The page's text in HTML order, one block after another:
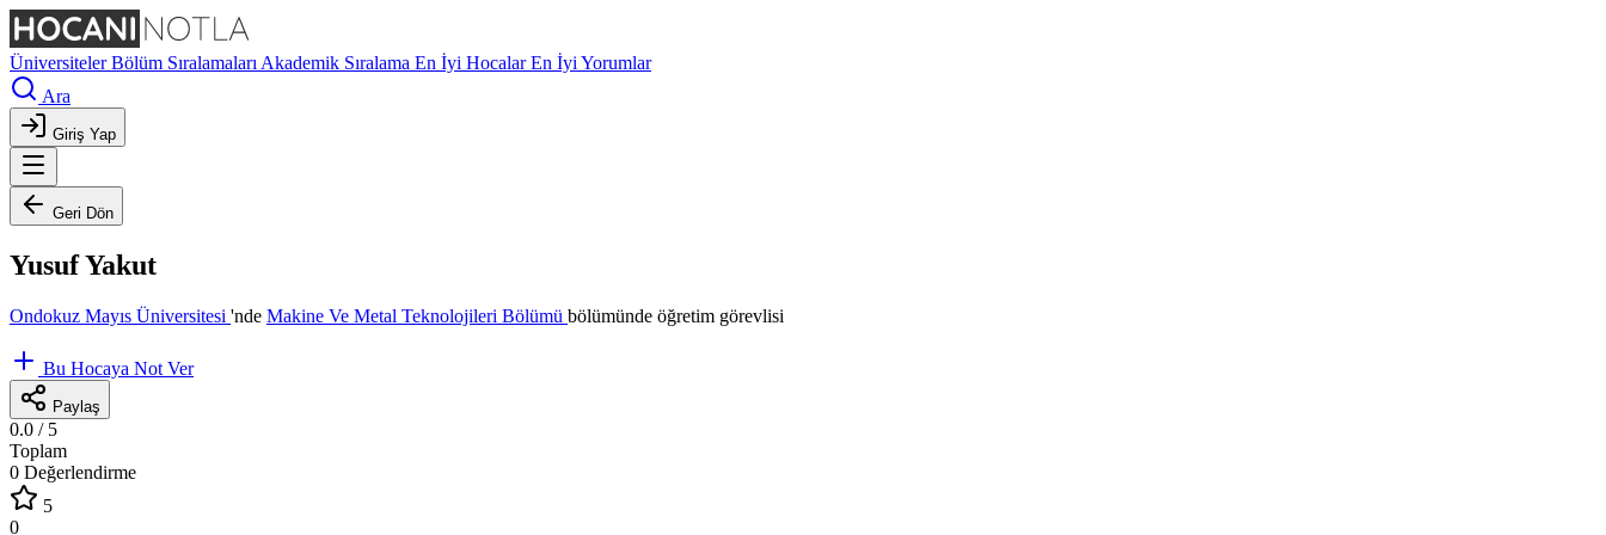
ÜniversitelerBölüm Sıralamaları Akademik Sıralama En İyi HocalarEn İyi Yorumlar
Ara
Giriş Yap
Geri Dön
Yusuf Yakut
Ondokuz Mayıs Üniversitesi 'nde Makine Ve Metal Teknolojileri Bölümü bölümünde öğretim görevlisi
Bu Hocaya Not Ver
Paylaş
0.0 / 5
Toplam
0 Değerlendirme
5
0